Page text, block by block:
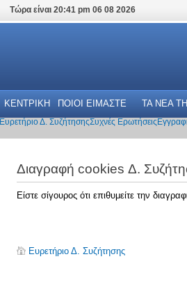
Τώρα είναι 20:41 pm 06 08 2026
ΚΕΝΤΡΙΚΗ ΠΟΙΟΙ ΕΙΜΑΣΤΕ ΤΑ ΝΕΑ
Ευρετήριο Δ. ΣυζήτησηςΣυχνές Ερωτήσεις
Διαγραφή cookies Δ.
Είστε σίγουρος ότι επιθυμείτε την
Ευρετήριο Δ. Συζήτησης